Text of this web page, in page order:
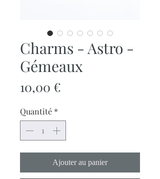
Charms - Astro -
Gémeaux
10,00 €
Quantité *
Ajouter au panier